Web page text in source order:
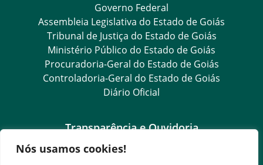
Nós usamos cookies!
Governo Federal
Assembleia Legislativa do Estado de Goiás
Tribunal de Justiça do Estado de Goiás
Ministério Público do Estado de Goiás
Procuradoria-Geral do Estado de Goiás
Controladoria-Geral do Estado de Goiás
Diário Oficial
Transparência e Ouvidoria
LGPD